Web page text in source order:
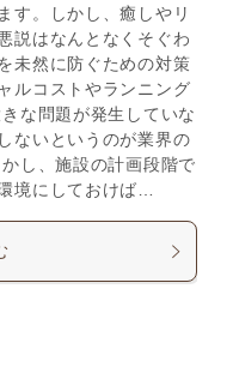
す。しかし、癒しやリ
説はなんとなくそぐわ
未然に防ぐための対策
ルコストやランニング
な問題が発生していな
ないというのが業界の
し、施設の計画段階で
境にしておけば…